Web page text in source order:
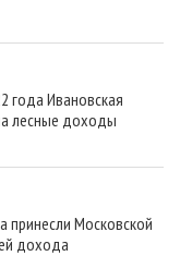
года Ивановская
лесные доходы
принесли Московской
дохода